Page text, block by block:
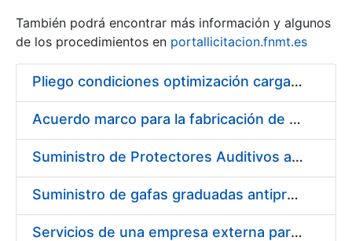
Mostrar/Ocultar
También podrá encontrar más información y algunos
de los procedimientos en portallicitacion.fnmt.es
Pliego condiciones optimización cargas compras firmado
Acuerdo marco para la fabricación de piezas
Suministro de Protectores Auditivos a medida para las personas trabajadoras de los Centros de Trabajo de Madrid y Burgos
Suministro de gafas graduadas antiproyecciones para los trabajadores de la FNMT-RCM en los centros de trabajo de Madrid y Burgos
Servicios de una empresa externa para el asesoramiento y resolución de los recursos de alzada que se presentan relacionados con procesos de selección para la FNMT-RCM